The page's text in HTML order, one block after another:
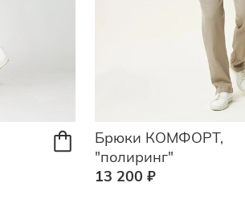
Брюки КОМФОРТ,
"полиринг"
13 200 ₽